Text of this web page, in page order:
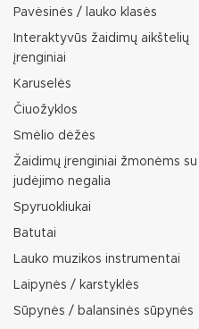
Pavėsinės / lauko klasės
Interaktyvūs žaidimų aikštelių
įrenginiai
Karuselės
Čiuožyklos
Smėlio dėžės
Žaidimų įrenginiai žmonėms su
judėjimo negalia
Spyruokliukai
Batutai
Lauko muzikos instrumentai
Laipynės / karstyklės
Sūpynės / balansinės sūpynės